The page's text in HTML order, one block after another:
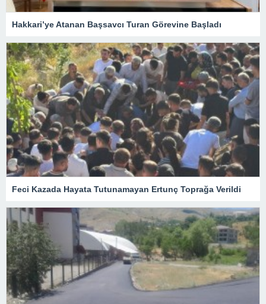
Hakkari’ye Atanan Başsavcı Turan Görevine Başladı
Feci Kazada Hayata Tutunamayan Ertunç Toprağa Verildi